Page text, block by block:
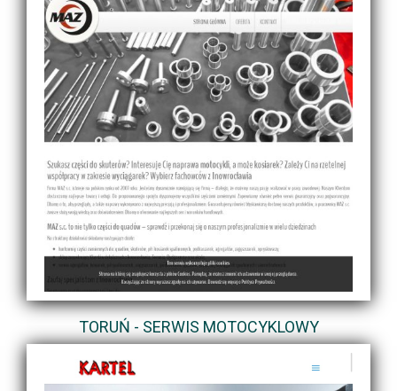
TORUŃ - SERWIS MOTOCYKLOWY